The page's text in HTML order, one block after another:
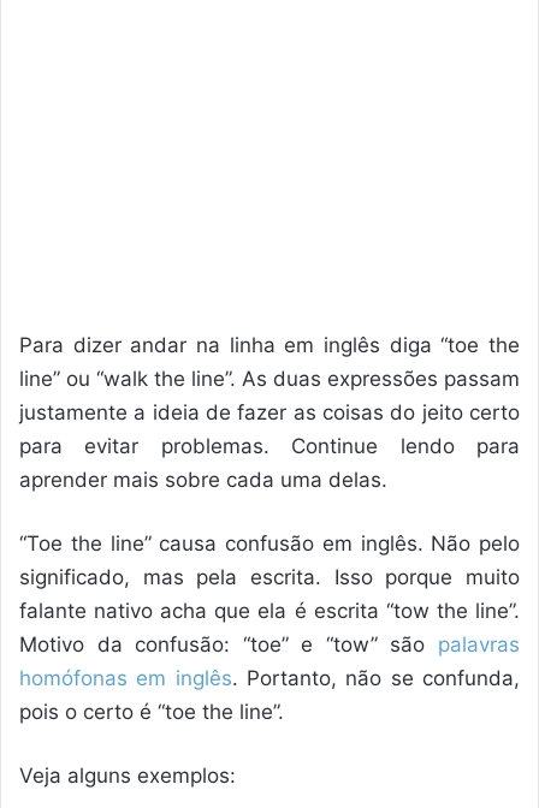
Para dizer andar na linha em inglês diga “toe the
line” ou “walk the line”. As duas expressões passam
justamente a ideia de fazer as coisas do jeito certo
para evitar problemas. Continue lendo para
aprender mais sobre cada uma delas.
“Toe the line” causa confusão em inglês. Não pelo
significado, mas pela escrita. Isso porque muito
falante nativo acha que ela é escrita “tow the line”.
Motivo da confusão: “toe” e “tow” são palavras
homófonas em inglês. Portanto, não se confunda,
pois o certo é “toe the line”.
Veja alguns exemplos: